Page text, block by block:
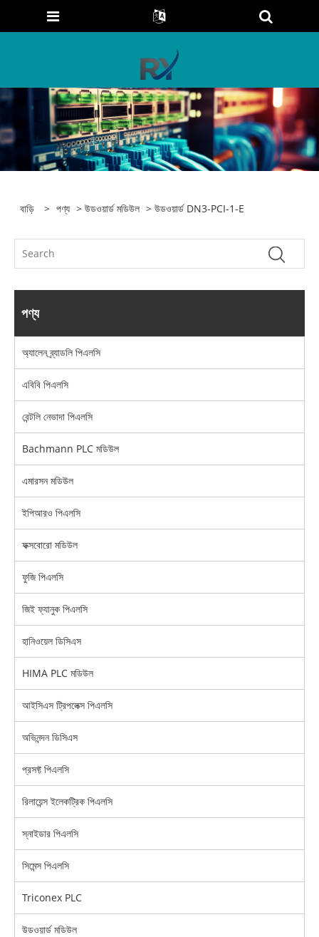
বাড়ি > পণ্য >উডওয়ার্ড মডিউল > উডওয়ার্ড DN3-PCI-1-E
পণ্য
অ্যালেন ব্র্যাডলি পিএলসি
এবিবি পিএলসি
বেন্টলি নেভাদা পিএলসি
Bachmann PLC মডিউল
এমারসন মডিউল
ইপিআরও পিএলসি
ফক্সবোরো মডিউল
ফুজি পিএলসি
জিই ফ্যানুক পিএলসি
হানিওয়েল ডিসিএস
HIMA PLC মডিউল
আইসিএস ট্রিপলেক্স পিএলসি
অভিনন্দন ডিসিএস
প্রসফ্ট পিএলসি
রিলায়েন্স ইলেকট্রিক পিএলসি
স্নাইডার পিএলসি
সিমেন্স পিএলসি
Triconex PLC
উডওয়ার্ড মডিউল